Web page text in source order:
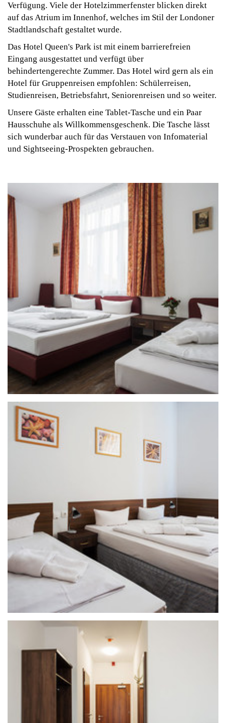
Verfügung. Viele der Hotelzimmerfenster blicken direkt
auf das Atrium im Innenhof, welches im Stil der Londoner
Stadtlandschaft gestaltet wurde.
Das Hotel Queen's Park ist mit einem barrierefreien
Eingang ausgestattet und verfügt über
behindertengerechte Zummer. Das Hotel wird gern als ein
Hotel für Gruppenreisen empfohlen: Schülerreisen,
Studienreisen, Betriebsfahrt, Seniorenreisen und so weiter.
Unsere Gäste erhalten eine Tablet-Tasche und ein Paar
Hausschuhe als Willkommensgeschenk. Die Tasche lässt
sich wunderbar auch für das Verstauen von Infomaterial
und Sightseeing-Prospekten gebrauchen.